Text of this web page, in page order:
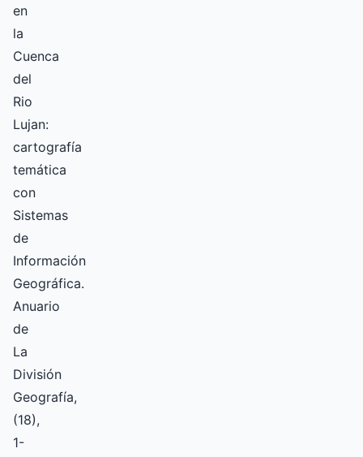
en
la
Cuenca
del
Rio
Lujan:
cartografía
temática
con
Sistemas
de
Información
Geográfica.
Anuario
de
La
División
Geografía,
(18),
1-